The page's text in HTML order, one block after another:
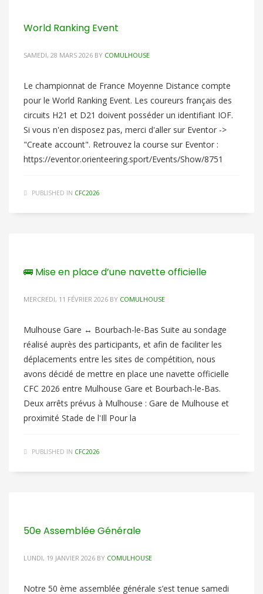
World Ranking Event
SAMEDI, 28 MARS 2026 BY COMULHOUSE
Le championnat de France Moyenne Distance compte
pour le World Ranking Event. Les coureurs français des
circuits H21 et D21 doivent posséder un identifiant IOF.
Si vous n'en disposez pas, merci d'aller sur Eventor ->
"Create account". Retrouvez la course sur Eventor :
https://eventor.orienteering.sport/Events/Show/8751
PUBLISHED IN CFC2026
🚌 Mise en place d’une navette officielle
MERCREDI, 11 FÉVRIER 2026 BY COMULHOUSE
Mulhouse Gare ↔ Bourbach-le-Bas Suite au sondage
réalisé auprès des participants, et afin de faciliter les
déplacements entre les sites de compétition, nous
avons décidé de mettre en place une navette officielle
CFC 2026 entre Mulhouse Gare et Bourbach-le-Bas.
Deux arrêts prévus à Mulhouse : Gare de Mulhouse et
proximité Stade de l'Ill Pour la
PUBLISHED IN CFC2026
50e Assemblée Générale
LUNDI, 19 JANVIER 2026 BY COMULHOUSE
Notre 50 ème assemblée générale s’est tenue samedi